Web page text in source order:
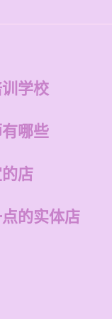
学校
哪些
店
的实体店